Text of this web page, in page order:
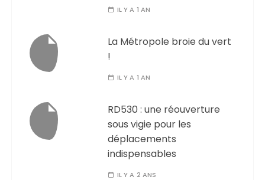
IL Y A 1 AN
La Métropole broie du vert
!
IL Y A 1 AN
RD530 : une réouverture
sous vigie pour les
déplacements
indispensables
IL Y A 2 ANS